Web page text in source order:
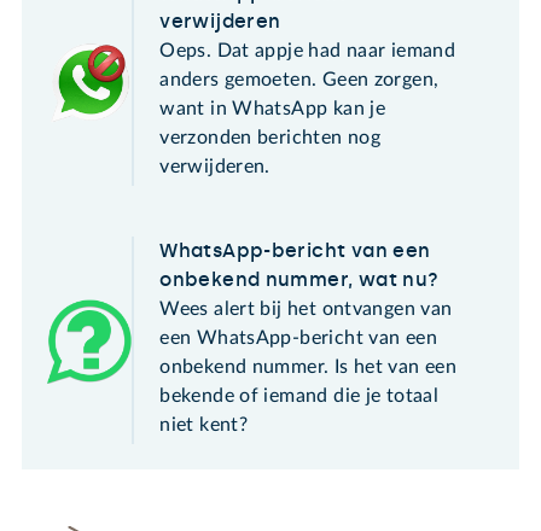
verwijderen
Oeps. Dat appje had naar iemand
anders gemoeten. Geen zorgen,
want in WhatsApp kan je
verzonden berichten nog
verwijderen.
WhatsApp-bericht van een
onbekend nummer, wat nu?
Wees alert bij het ontvangen van
een WhatsApp-bericht van een
onbekend nummer. Is het van een
bekende of iemand die je totaal
niet kent?